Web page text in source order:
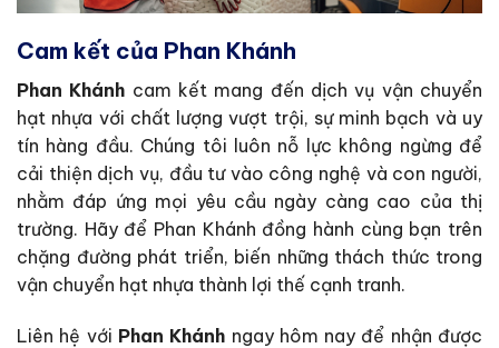
Cam kết của Phan Khánh
Phan Khánh cam kết mang đến dịch vụ vận chuyển
hạt nhựa với chất lượng vượt trội, sự minh bạch và uy
tín hàng đầu. Chúng tôi luôn nỗ lực không ngừng để
cải thiện dịch vụ, đầu tư vào công nghệ và con người,
nhằm đáp ứng mọi yêu cầu ngày càng cao của thị
trường. Hãy để Phan Khánh đồng hành cùng bạn trên
chặng đường phát triển, biến những thách thức trong
vận chuyển hạt nhựa thành lợi thế cạnh tranh.
Liên hệ với Phan Khánh ngay hôm nay để nhận được